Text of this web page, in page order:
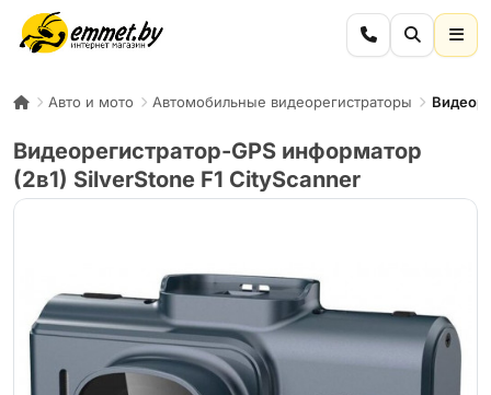
Авто и мото Автомобильные видеорегистраторы
Видеорегистратор-GPS информатор
(2в1) SilverStone F1 CityScanner